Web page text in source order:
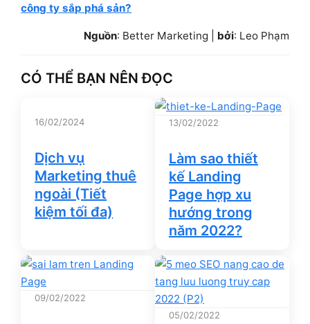
công ty sắp phá sản?
Nguồn: Better Marketing | bởi: Leo Phạm
CÓ THỂ BẠN NÊN ĐỌC
16/02/2024
Dịch vụ
Marketing thuê
ngoài (Tiết
kiệm tối đa)
13/02/2022
Làm sao thiết
kế Landing
Page hợp xu
hướng trong
năm 2022?
09/02/2022
05/02/2022